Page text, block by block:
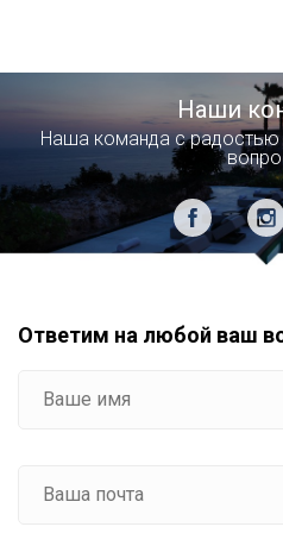
Наши
Наша команда с
Ответим на любой ваш